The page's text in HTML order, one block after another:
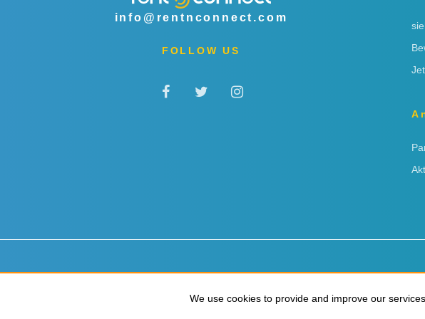
info@rentnconnect.com
FOLLOW US
We use cookies to provide and improve our
We use cookies to provide and improve our